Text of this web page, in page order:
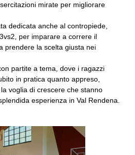
mirate per migliorare
dedicata anche al contropiede,
per imparare a correre il
prendere la scelta giusta nei
partite a tema, dove i ragazzi
in pratica quanto appreso,
voglia di crescere che stanno
esperienza in Val Rendena.